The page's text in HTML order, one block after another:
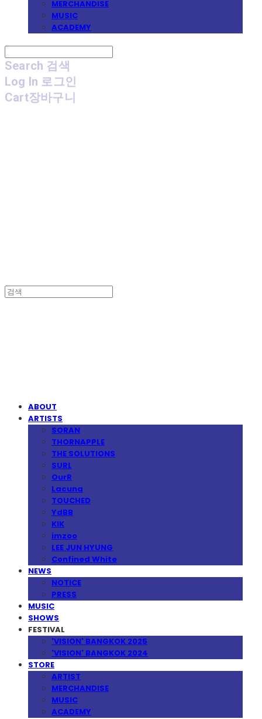
MERCHANDISE
MUSIC
ACADEMY
Search 검색
Log In 로그인
Cart장바구니
ABOUT
ARTISTS
SORAN
THORNAPPLE
THE SOLUTIONS
SURL
OurR
Lacuna
TOUCHED
YdBB
KIK
imzoo
LEE JUN HYUNG
Confined White
NEWS
NOTICE
PRESS
MUSIC
SHOWS
FESTIVAL
'VISION' BANGKOK 2025
'VISION' BANGKOK 2024
STORE
ARTIST
MERCHANDISE
MUSIC
ACADEMY